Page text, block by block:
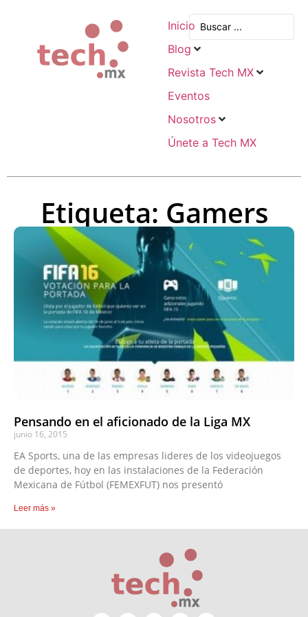
Inicio
Blog
Revista Tech MX
Eventos
Nosotros
Únete a Tech MX
Etiqueta: Gamers
Pensando en el aficionado de la Liga MX
junio 16, 2015
EA Sports, una de las empresas lideres de los videojuegos
de deportes, hoy en las instalaciones de la Federación
Mexicana de Fútbol (FEMEXFUT) nos presentó
Leer más »